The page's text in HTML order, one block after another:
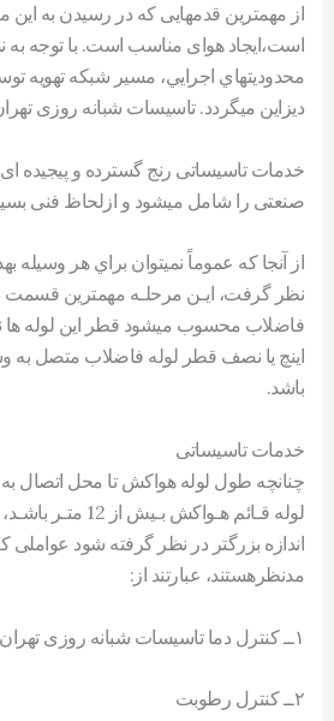
از مهمترين قدمهایی که در رسيدن به اين
است،ايجاد هوای مناسب است. با توجه
محدوديتهاي اجرايي، مسير شبکه تهويه
دیزاین ميگردد. تاسیسات شبانه روزی
خدمات تاسیساتی رنج گسترده و پیجیده
صنعتی را شامل میشود و ازلحاظ فنی
از آنجا که عموماً نميتوان براي هر وسيله
نظر گرفت، ايـن مرحلـه مهمترين
اينچ يا نصف قطر لوله فاضلاب متصل به
باشد.
خدمات تاسیساتی
چنانچه طول لوله هواکش تا محل اتصال
لوله قـائم هـواکش
اندازه بزرگتر در نظر گرفته شود عواملی
مدنظرهستند، عبارتند از:
۱ــ کنترل دما تاسیسات شبانه روزی تهران
۲ــ کنترل رطوبت